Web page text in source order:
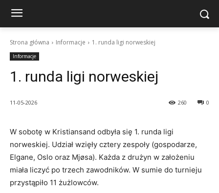
Strona główna Informacje 1. runda ligi norweskiej
Informacje
1. runda ligi norweskiej
11-05-2026 0
260
W sobotę w Kristiansand odbyła się 1. runda ligi
norweskiej. Udział wzięły cztery zespoły (gospodarze,
Elgane, Oslo oraz Mjøsa). Każda z drużyn w założeniu
miała liczyć po trzech zawodników. W sumie do turnieju
przystąpiło 11 żużlowców.